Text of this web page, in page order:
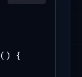
()
{